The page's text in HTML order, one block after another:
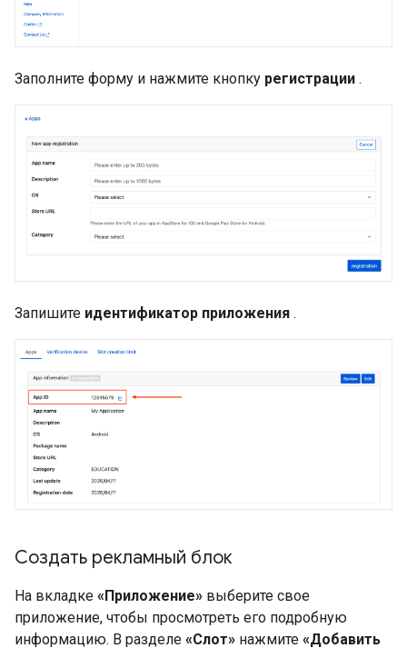
Заполните форму и нажмите кнопку регистрации .
Запишите идентификатор приложения .
Создать рекламный блок
На вкладке «Приложение» выберите свое
приложение, чтобы просмотреть его подробную
информацию. В разделе «Слот» нажмите «Добавить